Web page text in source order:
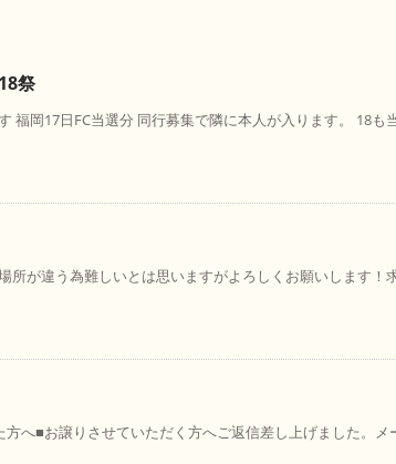
祭
福岡17日FC当選分 同行募集で隣に本人が入ります。 18も
所が違う為難しいとは思いますがよろしくお願いします！
方へ■お譲りさせていただく方へご返信差し上げました。メ